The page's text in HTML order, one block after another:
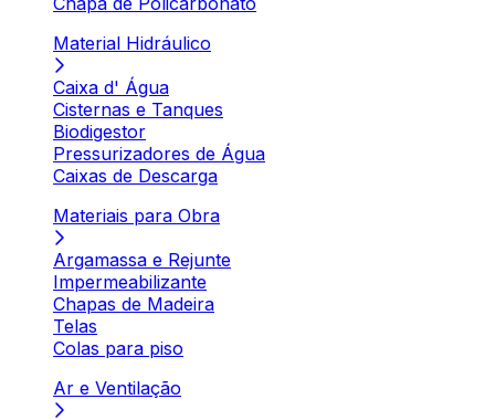
Material Hidráulico
Caixa d' Água
Cisternas e Tanques
Biodigestor
Pressurizadores de Água
Caixas de Descarga
Materiais para Obra
Argamassa e Rejunte
Impermeabilizante
Chapas de Madeira
Telas
Colas para piso
Ar e Ventilação